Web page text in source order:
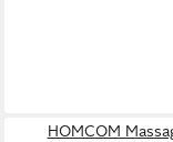
HOMCOM